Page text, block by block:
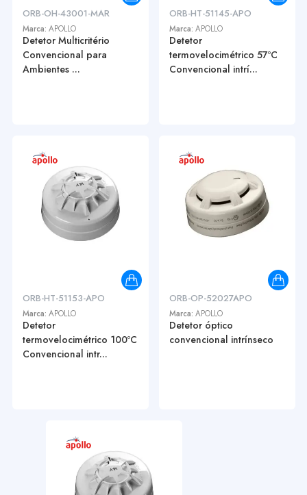
ORB-OH-43001-MAR
Marca: APOLLO
Detetor Multicritério
Convencional para
Ambientes ...
ORB-HT-51145-APO
Marca: APOLLO
Detetor
termovelocimétrico 57ºC
Convencional intrí...
ORB-HT-51153-APO
Marca: APOLLO
Detetor
termovelocimétrico 100ºC
Convencional intr...
ORB-OP-52027APO
Marca: APOLLO
Detetor óptico
convencional intrínseco